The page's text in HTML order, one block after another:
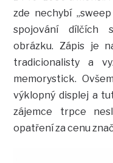
zde nechybí
spojování dílčích
obrázku. Zápis je
tradicionalisty a
memorystick.
výklopný displej a
zájemce trpce
opatření za cenu